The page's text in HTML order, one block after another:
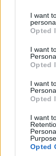
I want
Opted
I want
Opted
I want
Opted
I want
Opted